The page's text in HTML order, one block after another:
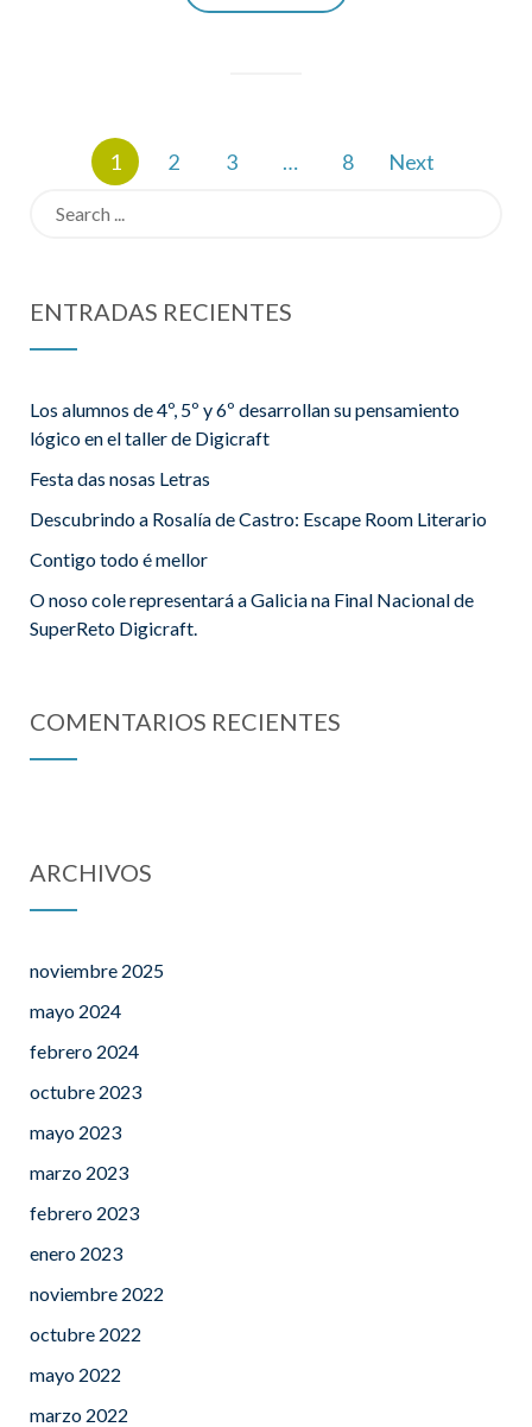
Paginación
entradas
1 2 3 … 8 Next
ENTRADAS RECIENTES
Los alumnos de 4º, 5º y 6º desarrollan su pensamiento
lógico en el taller de Digicraft
Festa das nosas Letras
Descubrindo a Rosalía de Castro: Escape Room Literario
Contigo todo é mellor
O noso cole representará a Galicia na Final Nacional de
SuperReto Digicraft.
COMENTARIOS RECIENTES
ARCHIVOS
noviembre 2025
mayo 2024
febrero 2024
octubre 2023
mayo 2023
marzo 2023
febrero 2023
enero 2023
noviembre 2022
octubre 2022
mayo 2022
marzo 2022